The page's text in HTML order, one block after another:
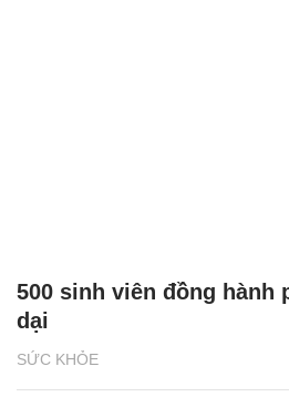
SỨC KHỎE
500 sinh viên đồng hành
dại